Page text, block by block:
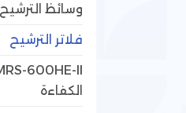
وسائظ الترشيح
فلاتر الترشيح
الكفاءة